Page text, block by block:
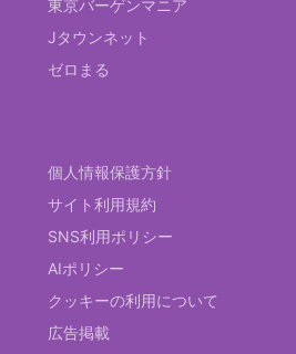
東京バーゲンマニア
Jタウンネット
ゼロまる
個人情報保護方針
サイト利用規約
SNS利用ポリシー
AIポリシー
クッキーの利用について
広告掲載